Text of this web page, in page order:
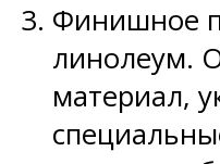
Финишное
линолеум.
материал,